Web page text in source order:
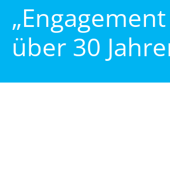
über 30